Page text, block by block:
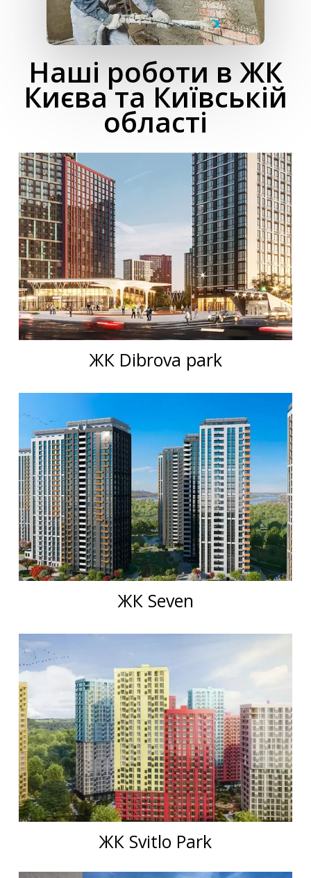
Наші роботи в ЖК
Києва та Київській
області
ЖК Dibrova park
ЖК Seven
ЖК Svitlo Park